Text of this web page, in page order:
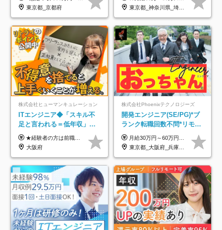
東京都_京都府
年休126日■20～30代活躍
中！
東京都_神奈川県_埼玉県_千葉県_大阪府
株式会社ヒューマンキュレーション
ITエンジニア◆「スキル不
足と言われる＝低年収」で
はない！｜ 不安を克服し、
年収アップした社員の実例
★経験者の方は前職の年収以上を保証します ★案件単価を開示した上で80％以上を還元します 月給25万円以上＋賞与年2回 ※経験や能力を考慮の上で優遇します ※試用期間が3ヶ月(その間の給与・待遇・雇用形態に変更はありません) ※月給には月20時間分のみなし残業手当(5万円)を含みます(超過分は別途支給) ★残業平均は月10時間以下ですので、毎月10時間分程度はお得です！
大阪府
株式会社Phoenixテクノロジーズ
開発エンジニア(SE/PG)*ブ
ランク転職回数不問*リモー
ト案件多数*残業ほぼ0*通院
のための半休制度あり
月給30万円～60万円+住宅手当+職能手当+役職手当+決算賞与+報奨金 ※経験・能力を考慮し、優遇します ※給与には20時間分のみなし時間外手当(3万7000円以上)を含みます(超過時間分は別途追加支給) ※試用期間3～6ヵ月あり(その間の給与、待遇に差異なし) ※場合によって契約社員での採用の可能性あり(面接時に応相談)
東京都_大阪府_兵庫県_京都府_福岡県